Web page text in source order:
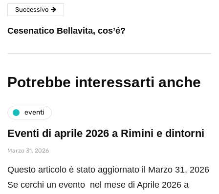
Successivo
Cesenatico Bellavita, cos’é?
Potrebbe interessarti anche
eventi
Eventi di aprile 2026 a Rimini e dintorni
Marzo 31, 2026
Questo articolo è stato aggiornato il Marzo 31, 2026
Se cerchi un evento nel mese di Aprile 2026 a